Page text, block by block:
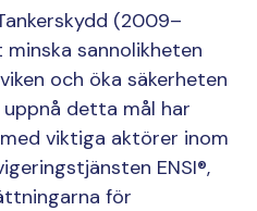
(2009–
sannolikheten
och öka säkerheten
detta mål har
viktiga aktörer inom
ENSI®,
för